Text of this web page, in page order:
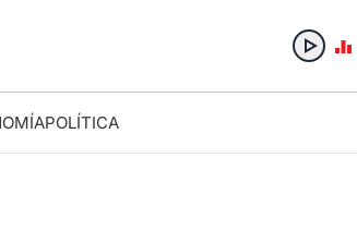
POLÍTICA